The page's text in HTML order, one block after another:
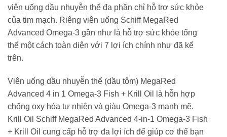
viên uống dầu nhuyễn thể đa phần chỉ hỗ trợ sức khỏe
của tim mạch. Riêng viên uống Schiff MegaRed
Advanced Omega-3 gần như là hỗ trợ sức khỏe tổng
thể một cách toàn diện với 7 lợi ích chính như đã kể
trên.
Viên uống dầu nhuyễn thể (dầu tôm) MegaRed
Advanced 4 in 1 Omega-3 Fish + Krill Oil là hỗn hợp
chống oxy hóa tự nhiên và giàu Omega-3 mạnh mẽ.
Krill Oil Schiff MegaRed Advanced 4-in-1 Omega-3 Fish
+ Krill Oil cung cấp hỗ trợ đa lợi ích để giúp cơ thể bạn